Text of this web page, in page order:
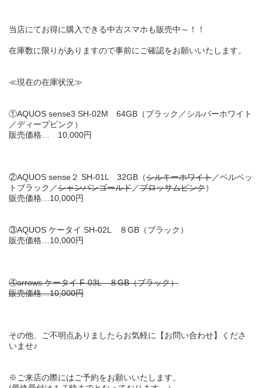
当店にてお得に購入できる中古スマホも販売中～！！
在庫数に限りがありますので事前にご確認をお願いいたします。
≪現在の在庫状況≫
①AQUOS sense3 SH-02M 64GB（ブラック／シルバーホワイト
／ディープピンク）
販売価格… 10,000円
②AQUOS sense２ SH-01L 32GB（シルキーホワイト／ベルベッ
トブラック／シャンパンゴールド／ブロッサムピンク）
販売価格…10,000円
③AQUOS ケータイ SH-02L ８GB（ブラック）
販売価格…10,000円
④arrows ケータイ F-03L ８GB（ブラック）
販売価格…10,000円
その他、ご不明点ありましたらお気軽に【お問い合わせ】くださ
いませ♪
※ご来店の際にはご予約をお願いいたします。